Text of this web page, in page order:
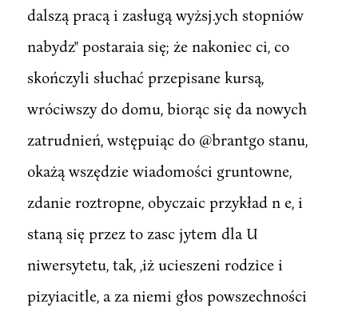
dalszą pracą i zasługą wyżsj.ych stopniów
nabydz" postaraia się; że nakoniec ci, co
skończyli słuchać przepisane kursą,
wróciwszy do domu, biorąc się da nowych
zatrudnień, wstępuiąc do @brantgo stanu,
okażą wszędzie wiadomości gruntowne,
zdanie roztropne, obyczaic przykład n e, i
staną się przez to zasc jytem dla U
niwersytetu, tak, ,iż ucieszeni rodzice i
pizyiacitle, a za niemi głos powszechności